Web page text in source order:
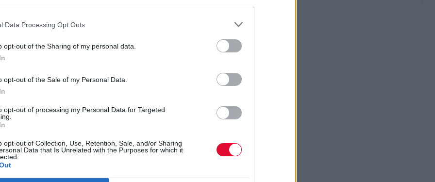
Data Processing Opt Outs
opt-out of the Sharing of my personal data.
opt-out of the Sale of my Personal Data.
opt-out of processing my Personal Data for Targeted
opt-out of Collection, Use, Retention, Sale, and/or Sharing
Data that Is Unrelated with the Purposes for which it
Εμφάνιση #
που να ταιριάζουν στην αναζήτησή σας.